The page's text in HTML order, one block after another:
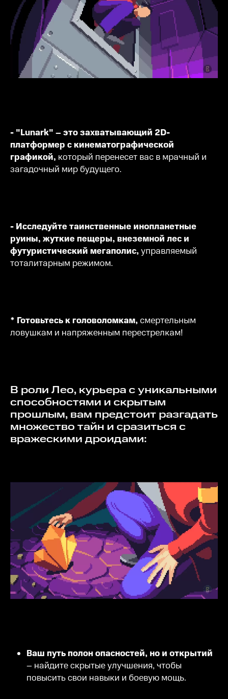
- "Lunark" – это захватывающий 2D-
платформер с кинематографической
графикой, который перенесет вас в мрачный и
загадочный мир будущего.
- Исследуйте таинственные инопланетные
руины, жуткие пещеры, внеземной лес и
футуристический мегаполис, управляемый
тоталитарным режимом.
* Готовьтесь к головоломкам, смертельным
ловушкам и напряженным перестрелкам!
В роли Лео, курьера с уникальными
способностями и скрытым
прошлым, вам предстоит разгадать
множество тайн и сразиться с
вражескими дроидами:
Ваш путь полон опасностей, но и открытий
– найдите скрытые улучшения, чтобы
повысить свои навыки и боевую мощь.